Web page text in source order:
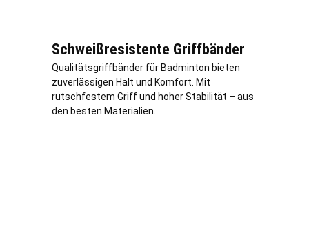
Schweißresistente Griffbänder
Qualitätsgriffbänder für Badminton bieten
zuverlässigen Halt und Komfort. Mit
rutschfestem Griff und hoher Stabilität – aus
den besten Materialien.